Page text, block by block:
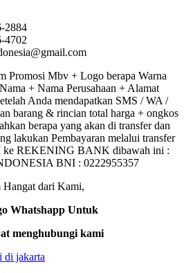
2884
4702
Promosi Mbv + Logo berapa Warna
+ Nama Perusahaan + Alamat
Anda mendapatkan SMS / WA /
barang & rincian total harga + ongkos
berapa yang akan di transfer dan
lakukan Pembayaran melalui transfer
REKENING BANK dibawah ini :
BNI : 0222955357
Hangat dari Kami,
Whatshapp Untuk
menghubungi kami